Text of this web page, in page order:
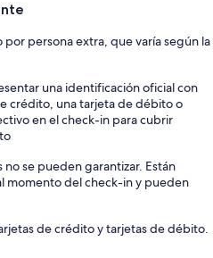
por persona extra, que varía según la
una identificación oficial con
crédito, una tarjeta de débito o
en el check-in para cubrir
no se pueden garantizar. Están
momento del check-in y pueden
de crédito y tarjetas de débito.